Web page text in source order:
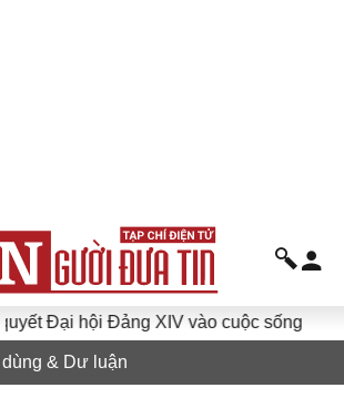
hội Đảng XIV vào cuộc sống
& Dư luận